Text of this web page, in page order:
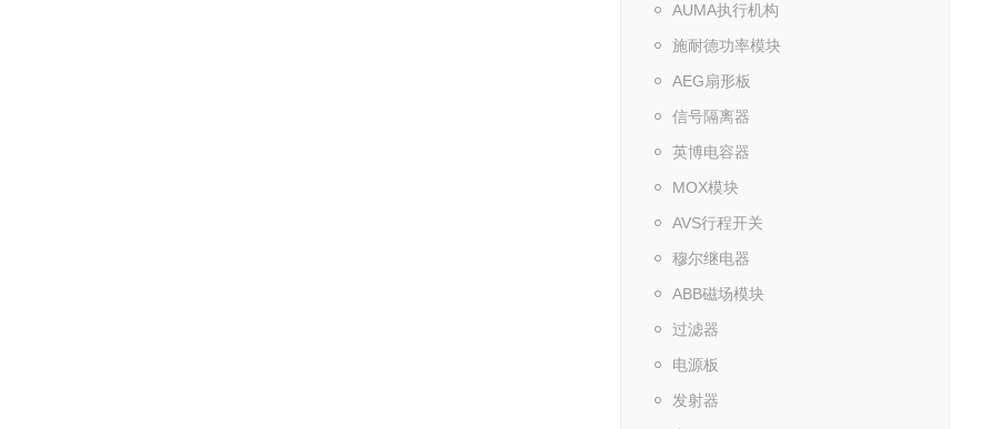
AUMA执行机构
施耐德功率模块
AEG扇形板
信号隔离器
英博电容器
MOX模块
AVS行程开关
穆尔继电器
ABB磁场模块
过滤器
电源板
发射器